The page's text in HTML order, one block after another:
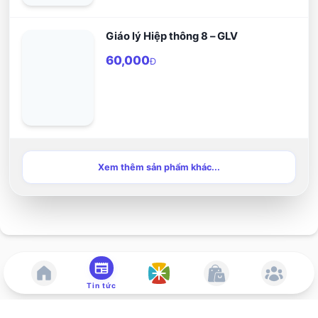
Giáo lý Hiệp thông 8 – GLV
60,000Đ
Xem thêm sản phẩm khác...
Tin tức